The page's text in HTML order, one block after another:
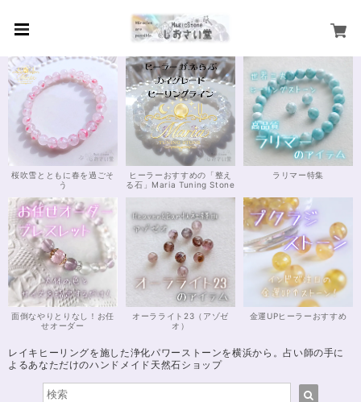
桜吹雪とともに春を過ごそ
う
ヒーラーおすすめの「整え
る石」Maria Tuning Stone
ラリマー特集
面倒なやりとりなし！お任
せオーダー
オーラライト23（アゾゼ
オ）
金運UPヒーラーおすすめ
レイキヒーリングを施した浄化パワーストーンを横浜から。占い師の手に
よるあなただけのハンドメイド天然石ショップ